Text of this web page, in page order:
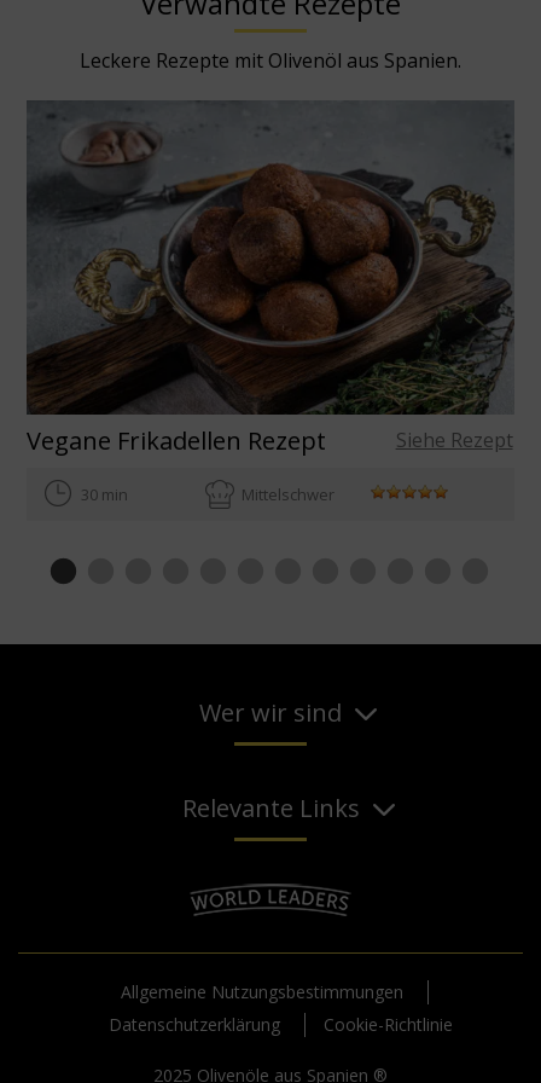
Leckere Rezepte mit Olivenöl aus Spanien.
Vegane Frikadellen Rezept Siehe Rezept
30 min Mittelschwer
Wer wir sind
Relevante Links
Allgemeine Nutzungsbestimmungen
Datenschutzerklärung
Cookie-Richtlinie
2025 Olivenöle aus Spanien ®